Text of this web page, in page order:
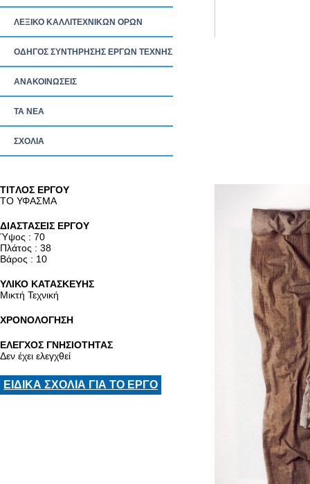
ΛΕΞΙΚΟ ΚΑΛΛΙΤΕΧΝΙΚΩΝ ΟΡΩΝ
ΟΔΗΓΟΣ ΣΥΝΤΗΡΗΣΗΣ ΕΡΓΩΝ ΤΕΧΝΗΣ
ΑΝΑΚΟΙΝΩΣΕΙΣ
ΤΑ ΝEΑ
ΣΧΟΛΙΑ
TITΛΟΣ ΕΡΓΟΥ
ΤΟ ΥΦΑΣΜΑ
ΔΙΑΣΤΑΣΕΙΣ ΕΡΓΟΥ
Ύψος : 70
Πλάτος : 38
Βάρος : 10
ΥΛΙΚΟ ΚΑΤΑΣΚΕΥΗΣ
Μικτή Τεχνική
ΧΡΟΝΟΛΟΓΗΣΗ
ΕΛΕΓΧΟΣ ΓΝΗΣΙΟΤΗΤΑΣ
Δεν έχει ελεγχθεί
ΕΙΔΙΚΑ ΣΧΟΛΙΑ ΓΙΑ ΤΟ ΕΡΓΟ